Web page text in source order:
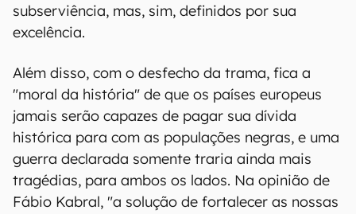
subserviência, mas, sim, definidos por sua
excelência.
Além disso, com o desfecho da trama, fica a
"moral da história" de que os países europeus
jamais serão capazes de pagar sua dívida
histórica para com as populações negras, e uma
guerra declarada somente traria ainda mais
tragédias, para ambos os lados. Na opinião de
Fábio Kabral, "a solução de fortalecer as nossas